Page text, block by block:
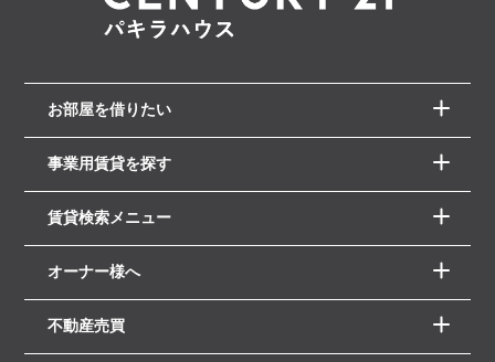
お部屋を借りたい
事業用賃貸を探す
賃貸検索メニュー
オーナー様へ
不動産売買